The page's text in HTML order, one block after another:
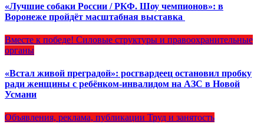
«Лучшие собаки России / РКФ. Шоу чемпионов»: в
Воронеже пройдёт масштабная выставка
Вместе к победе! Силовые структуры и правоохранительные
органы
«Встал живой преградой»: росгвардеец остановил пробку
ради женщины с ребёнком-инвалидом на АЗС в Новой
Усмани
Объявления, реклама, публикации Труд и занятость